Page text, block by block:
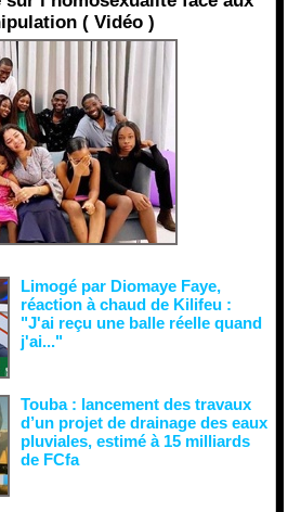
( Vidéo )
Limogé par Diomaye Faye,
réaction à chaud de Kilifeu :
"J'ai reçu une balle réelle quand
j'ai..."
Touba : lancement des travaux
d’un projet de drainage des eaux
pluviales, estimé à 15 milliards
de FCfa ‎